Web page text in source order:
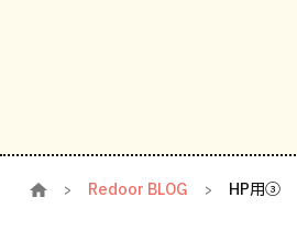
Redoor BLOG HP用③